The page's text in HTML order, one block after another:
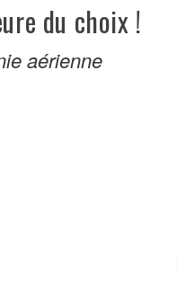
du choix !
aérienne